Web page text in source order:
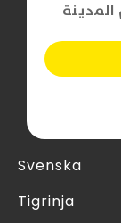
Svenska
Tigrinja